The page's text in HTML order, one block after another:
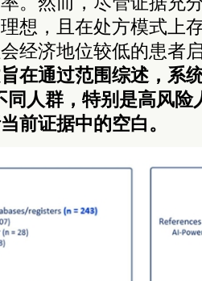
想，且在处方模式上
经济地位较低的患者
在通过范围综述，系
人群，特别是高风险
前证据中的空白。